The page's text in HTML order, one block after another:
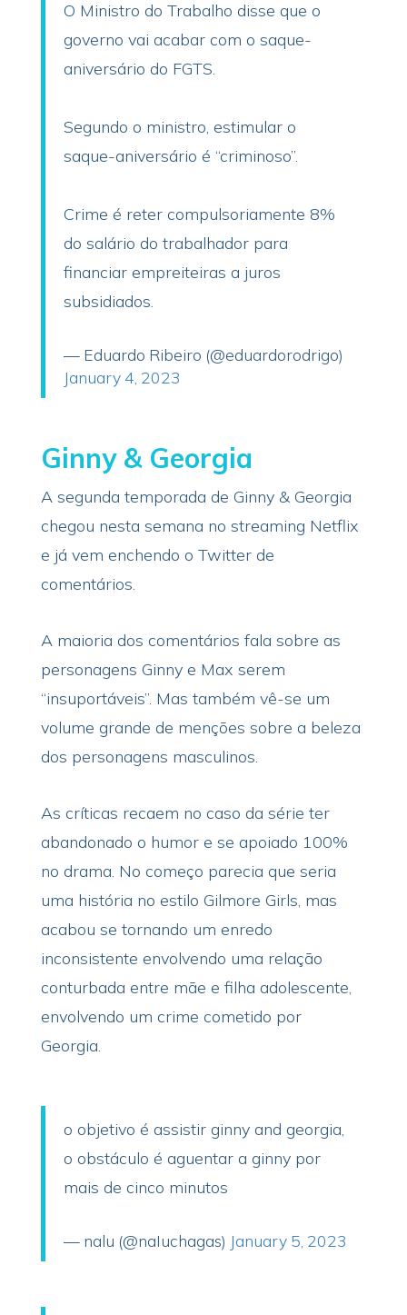
O Ministro do Trabalho disse que o
governo vai acabar com o saque-
aniversário do FGTS.
Segundo o ministro, estimular o
saque-aniversário é “criminoso”.
Crime é reter compulsoriamente 8%
do salário do trabalhador para
financiar empreiteiras a juros
subsidiados.
— Eduardo Ribeiro (@eduardorodrigo)
January 4, 2023
Ginny & Georgia
A segunda temporada de Ginny & Georgia
chegou nesta semana no streaming Netflix
e já vem enchendo o Twitter de
comentários.
A maioria dos comentários fala sobre as
personagens Ginny e Max serem
“insuportáveis”. Mas também vê-se um
volume grande de menções sobre a beleza
dos personagens masculinos.
As críticas recaem no caso da série ter
abandonado o humor e se apoiado 100%
no drama. No começo parecia que seria
uma história no estilo Gilmore Girls, mas
acabou se tornando um enredo
inconsistente envolvendo uma relação
conturbada entre mãe e filha adolescente,
envolvendo um crime cometido por
Georgia.
o objetivo é assistir ginny and georgia,
o obstáculo é aguentar a ginny por
mais de cinco minutos
— nalu (@naIuchagas) January 5, 2023